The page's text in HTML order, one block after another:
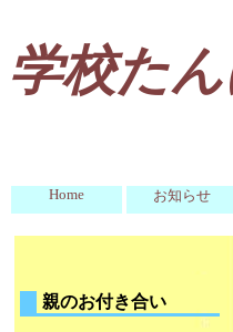
学校た
Home お知らせ
親のお付き合い